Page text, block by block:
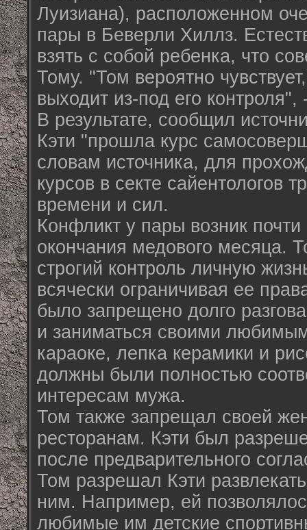
Луизиана), расположенном
пары в Беверли Хиллз.
взять с собой ребенка, что
Тому. "Том вероятно
выходит из-под его контроля",
В результате, сообщил
Кэти "прошла курс
словам источника, для
курсов в секте сайентологов
времени и сил.
Конфликт у пары возник почти
окончания медового месяца.
строгий контроль личную
всячески ограничивая ее
было запрещено долго
и заниматься своими
караоке, лепка керамики и
должны были полностью
интересам мужа.
Том также запрещал своей
ресторанам. Кэти был
после предварительного
Том разрешал Кэти
ним. Например, ей
любимые им детские